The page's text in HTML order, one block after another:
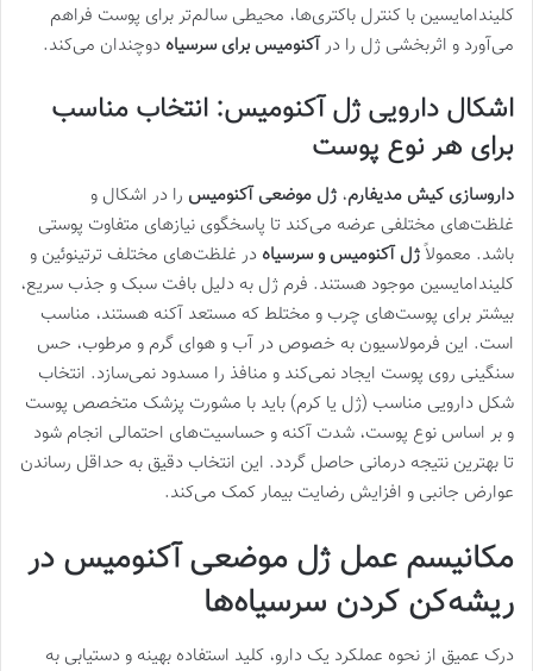
کلیندامایسین با کنترل باکتری‌ها، محیطی سالم‌تر برای پوست فراهم
می‌آورد و اثربخشی ژل را درآکنومیس برای سرسیاه دوچندان می‌کند.
اشکال دارویی ژل آکنومیس: انتخاب مناسب
برای هر نوع پوست
داروسازی کیش مدیفارم، ژل موضعی آکنومیس را در اشکال و
غلظت‌های مختلفی عرضه می‌کند تا پاسخگوی نیازهای متفاوت پوستی
باشد. معمولاًژل آکنومیس و سرسیاه در غلظت‌های مختلف ترتینوئین و
کلیندامایسین موجود هستند. فرم ژل به دلیل بافت سبک و جذب سریع،
بیشتر برای پوست‌های چرب و مختلط که مستعد آکنه هستند، مناسب
است. این فرمولاسیون به خصوص در آب و هوای گرم و مرطوب، حس
سنگینی روی پوست ایجاد نمی‌کند و منافذ را مسدود نمی‌سازد. انتخاب
شکل دارویی مناسب (ژل یا کرم) باید با مشورت پزشک متخصص پوست
و بر اساس نوع پوست، شدت آکنه و حساسیت‌های احتمالی انجام شود
تا بهترین نتیجه درمانی حاصل گردد. این انتخاب دقیق به حداقل رساندن
عوارض جانبی و افزایش رضایت بیمار کمک می‌کند.
مکانیسم عمل ژل موضعی آکنومیس در
ریشه‌کن کردن سرسیاه‌ها
درک عمیق از نحوه عملکرد یک دارو، کلید استفاده بهینه و دستیابی به